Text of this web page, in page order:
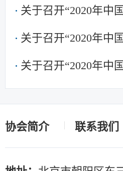
关于召开“2020年中
关于召开“2020年中
关于召开“2020年中
协会简介 联系我们